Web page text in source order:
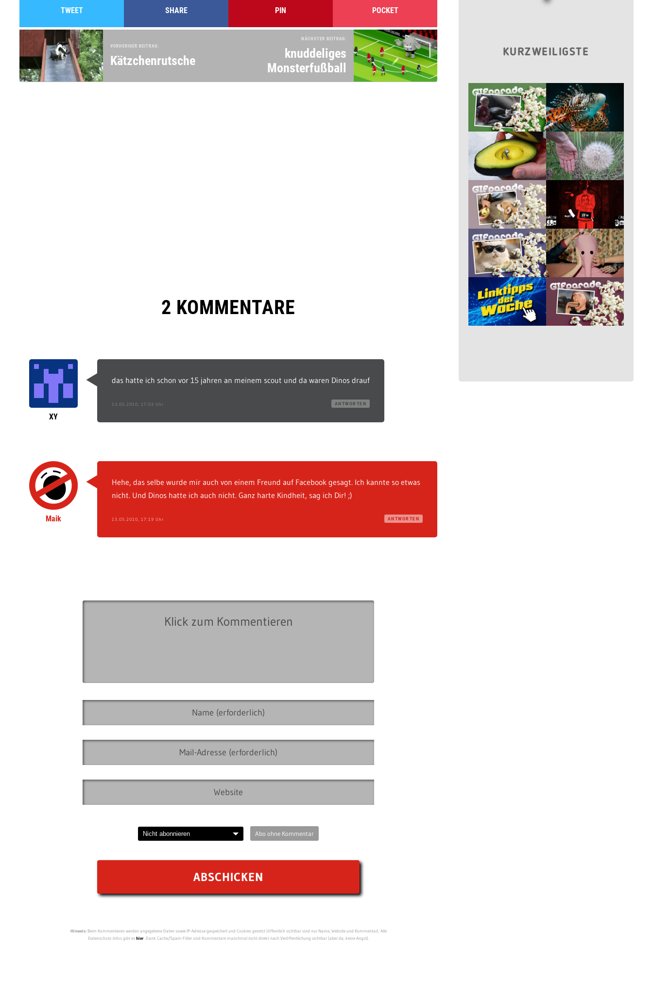
TWEET SHARE PIN POCKET
VORHERIGER BEITRAG:
Kätzchenrutsche
NÄCHSTER BEITRAG:
knuddeliges
Monsterfußball
2 KOMMENTARE
XY
das hatte ich schon vor 15 jahren an meinem scout und da waren Dinos drauf
13.05.2010, 17:03 Uhr ANTWORTEN
Maik
Hehe, das selbe wurde mir auch von einem Freund auf Facebook gesagt. Ich kannte so etwas
nicht. Und Dinos hatte ich auch nicht. Ganz harte Kindheit, sag ich Dir! ;)
13.05.2010, 17:19 Uhr ANTWORTEN
Abo ohne Kommentar
Hinweis:Beim Kommentieren werden angegebene Daten sowie IP-Adresse gespeichert und Cookies gesetzt (öffentlich sichtbar sind nur Name, Website und Kommentar). Alle
Datenschutz-Infos gibt eshier. Dank Cache/Spam-Filter sind Kommentare manchmal nicht direkt nach Veröffentlichung sichtbar (aber da, keine Angst).
KURZWEILIGSTE